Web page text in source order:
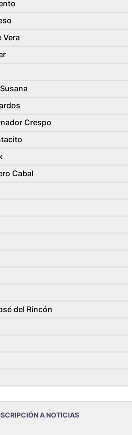
Vera
Crespo
Cabal
del Rincón
A NOTICIAS